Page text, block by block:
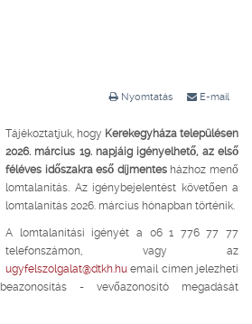
Nyomtatás E-mail
Tájékoztatjuk, hogy Kerekegyháza településen
2026. március 19. napjáig igényelhető, az első
féléves időszakra eső díjmentesházhoz menő
lomtalanítás. Az igénybejelentést követően a
lomtalanítás 2026. március hónapban történik.
A lomtalanítási igényét a 06 1 776 77 77
telefonszámon, vagy az
ugyfelszolgalat@dtkh.hu email címen jelezheti
- vevőazonosító megadását